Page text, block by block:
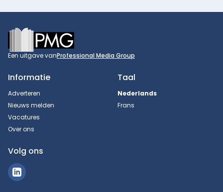
Footer
Een uitgave vanProfessional Media Group
Informatie
Adverteren
Nieuws melden
Vacatures
Over ons
Taal
Nederlands
Frans
Volg ons